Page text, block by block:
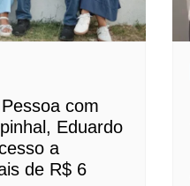
com
Eduardo
a
de R$ 6